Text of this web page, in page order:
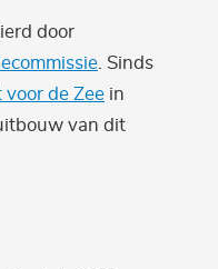
door
. Sinds
de Zee in
van dit